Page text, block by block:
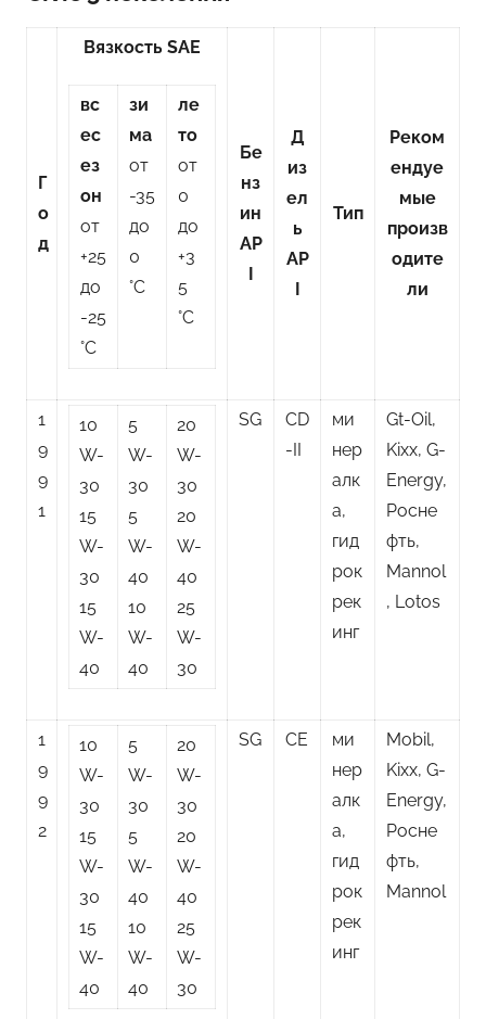
Г
о
д
Вязкость SAE
вс
ес
ез
он
от
+25
до
-25
°C
зи
ма
от
-35
до
0
°C
ле
то
от
0
до
+3
5
°C
Бе
нз
ин
AP
I
Д
из
ел
ь
AP
I
Тип
Реком
ендуе
мые
произв
одите
ли
1
9
9
1
10
W-
30
15
W-
30
15
W-
40
5
W-
30
5
W-
40
10
W-
40
20
W-
30
20
W-
40
25
W-
30
SG
CD
-II
ми
нер
алк
а,
гид
рок
рек
инг
Gt-Oil,
Kixx, G-
Energy,
Росне
фть,
Mannol
, Lotos
1
9
9
2
10
W-
30
15
W-
30
15
W-
40
5
W-
30
5
W-
40
10
W-
40
20
W-
30
20
W-
40
25
W-
30
SG CE
ми
нер
алк
а,
гид
рок
рек
инг
Mobil,
Kixx, G-
Energy,
Росне
фть,
Mannol